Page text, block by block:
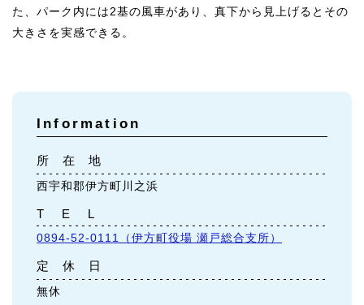
た、パーク内には2基の風車があり、真下から見上げるとその
大きさを実感できる。
Information
所 在 地
西宇和郡伊方町川之浜
T E L
0894-52-0111（伊方町役場 瀬戸総合支所）
定 休 日
無休